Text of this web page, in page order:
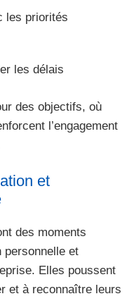
les priorités
les délais
des objectifs, où
l’engagement
et
des moments
personnelle et
Elles poussent
et à reconnaître leurs